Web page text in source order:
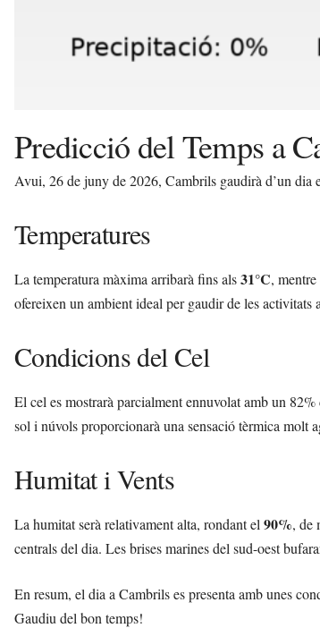
Predicció del Temps a
Avui, 26 de juny de 2026, Cambrils gaudirà d’un dia
Temperatures
La temperatura màxima arribarà fins als31°C,
ofereixen un ambient ideal per gaudir de les activitats
Condicions del Cel
El cel es mostrarà parcialment ennuvolat amb un
sol i núvols proporcionarà una sensació tèrmica molt
Humitat i Vents
La humitat serà relativament alta, rondant el 90%, de
centrals del dia. Les brises marines del sud-oest
En resum, el dia a Cambrils es presenta amb unes
Gaudiu del bon temps!